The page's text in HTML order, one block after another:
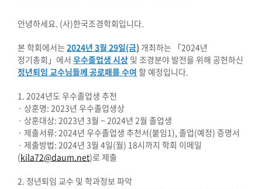
안녕하세요. (사)한국조경학회입니다.
본 학회에서는 2024년 3월 29일(금) 개최하는 「2024년
정기총회」에서 우수졸업생 시상 및 조경분야 발전을 위해 공헌하신
정년퇴임 교수님들께 공로패를 수여 할 예정입니다.
1. 2024년도 우수졸업생 추천
· 상훈명: 2023년 우수졸업생상
· 상훈대상: 2023년 3월 ~ 2024년 2월 졸업생
· 제출서류: 2024년 우수졸업생 추천서(붙임1), 졸업(예정) 증명서
· 제출방법: 2024년 3월 4일(월) 18시까지 학회 이메일
(kila72@daum.net)로 제출
2. 정년퇴임 교수 및 학과정보 파악